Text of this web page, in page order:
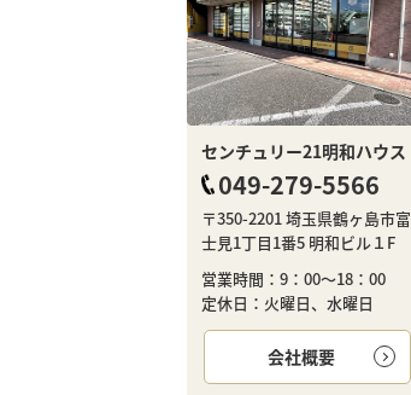
センチュリー21明和ハウス
049-279-5566
〒350-2201 埼玉県鶴ヶ島市富
士見1丁目1番5 明和ビル１F
営業時間：9：00～18：00
定休日：火曜日、水曜日
会社概要